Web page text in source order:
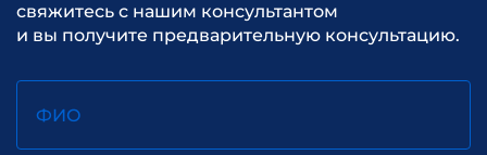
свяжитесь с нашим консультантом
и вы получите предварительную консультацию.
ФИО